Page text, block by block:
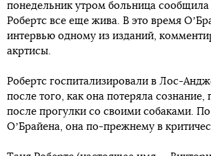
понедельник утром больница
Робертс все еще жива. В это время
интервью одному из изданий,
акртисы.
Робертс госпитализировали в Лос-
после того, как она потеряла
после прогулки со своими собаками.
ОʼБрайена, она по-прежнему в